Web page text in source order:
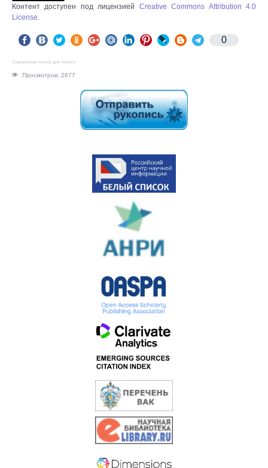
Контент доступен под лицензией Creative Commons Attribution 4.0
License.
0
Социальные кнопки для Joomla
Просмотров: 2677